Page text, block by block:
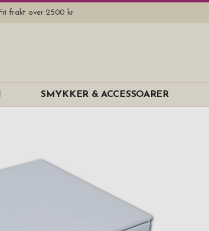
frakt over 2500 kr
SMYKKER & ACCESSOARER